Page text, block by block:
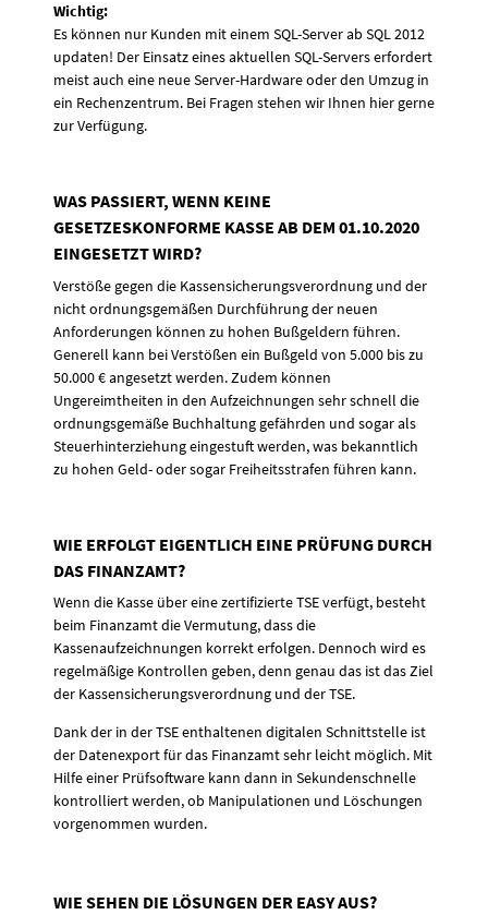
Wichtig:
Es können nur Kunden mit einem SQL-Server ab SQL 2012
updaten! Der Einsatz eines aktuellen SQL-Servers erfordert
meist auch eine neue Server-Hardware oder den Umzug in
ein Rechenzentrum. Bei Fragen stehen wir Ihnen hier gerne
zur Verfügung.
WAS PASSIERT, WENN KEINE
GESETZESKONFORME KASSE AB DEM 01.10.2020
EINGESETZT WIRD?
Verstöße gegen die Kassensicherungsverordnung und der
nicht ordnungsgemäßen Durchführung der neuen
Anforderungen können zu hohen Bußgeldern führen.
Generell kann bei Verstößen ein Bußgeld von 5.000 bis zu
50.000 € angesetzt werden. Zudem können
Ungereimtheiten in den Aufzeichnungen sehr schnell die
ordnungsgemäße Buchhaltung gefährden und sogar als
Steuerhinterziehung eingestuft werden, was bekanntlich
zu hohen Geld- oder sogar Freiheitsstrafen führen kann.
WIE ERFOLGT EIGENTLICH EINE PRÜFUNG DURCH
DAS FINANZAMT?
Wenn die Kasse über eine zertifizierte TSE verfügt, besteht
beim Finanzamt die Vermutung, dass die
Kassenaufzeichnungen korrekt erfolgen. Dennoch wird es
regelmäßige Kontrollen geben, denn genau das ist das Ziel
der Kassensicherungsverordnung und der TSE.
Dank der in der TSE enthaltenen digitalen Schnittstelle ist
der Datenexport für das Finanzamt sehr leicht möglich. Mit
Hilfe einer Prüfsoftware kann dann in Sekundenschnelle
kontrolliert werden, ob Manipulationen und Löschungen
vorgenommen wurden.
WIE SEHEN DIE LÖSUNGEN DER EASY AUS?